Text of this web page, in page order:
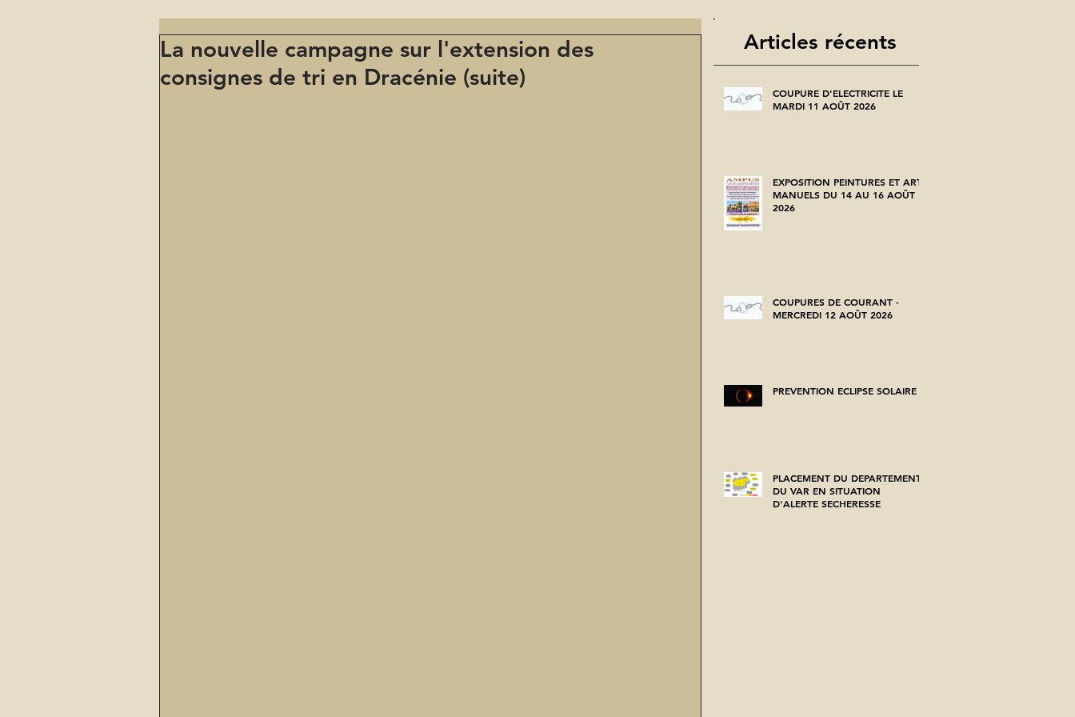
La nouvelle campagne sur l'extension des
consignes de tri en Dracénie (suite)
Articles récents
COUPURE D'ELECTRICITE LE
MARDI 11 AOÛT 2026
EXPOSITION PEINTURES ET ARTS
MANUELS DU 14 AU 16 AOÛT
2026
COUPURES DE COURANT -
MERCREDI 12 AOÛT 2026
PREVENTION ECLIPSE SOLAIRE
PLACEMENT DU DEPARTEMENT
DU VAR EN SITUATION
D'ALERTE SECHERESSE